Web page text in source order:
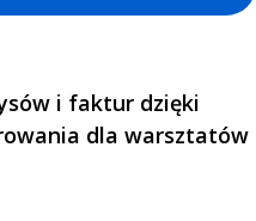
i faktur dzięki
dla warsztatów